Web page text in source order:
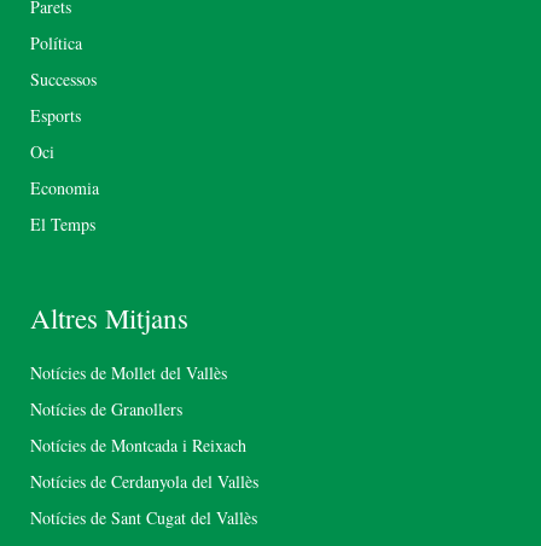
Parets
Política
Successos
Esports
Oci
Economia
El Temps
Altres Mitjans
Notícies de Mollet del Vallès
Notícies de Granollers
Notícies de Montcada i Reixach
Notícies de Cerdanyola del Vallès
Notícies de Sant Cugat del Vallès